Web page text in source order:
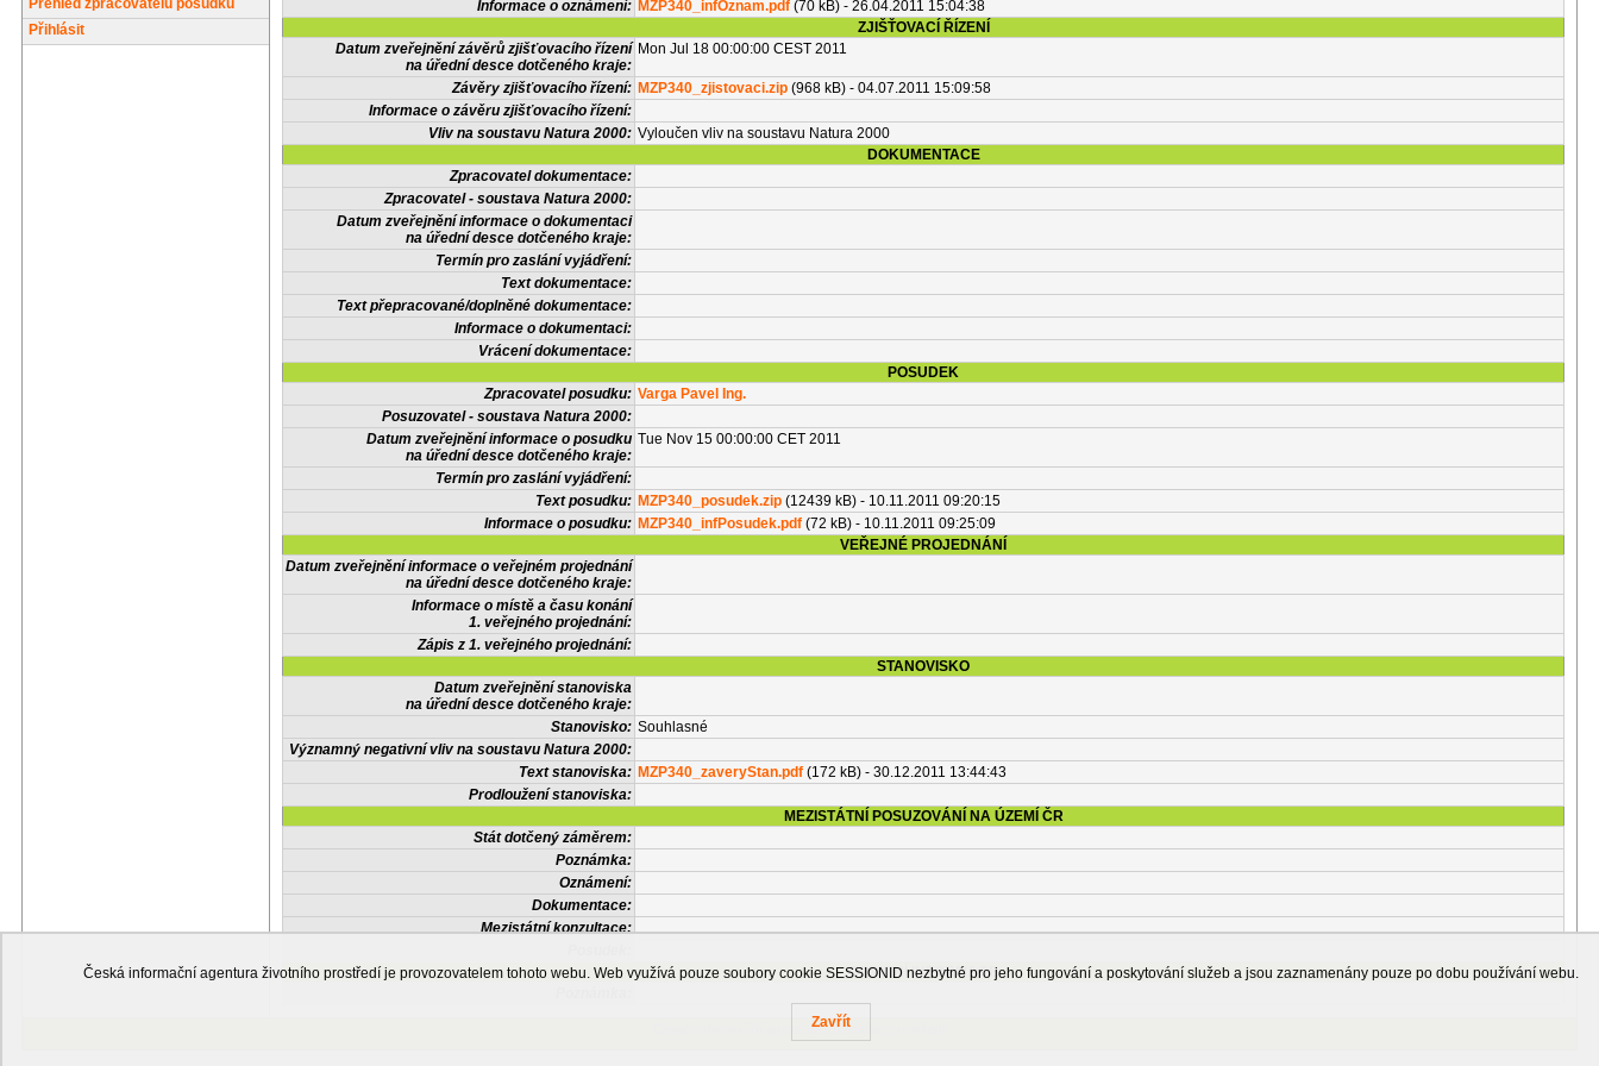
Přehled zpracovatelů posudků
Přihlásit
Informace o oznámení: MZP340_infOznam.pdf (70 kB) - 26.04.2011 15:04:38
ZJIŠŤOVACÍ ŘÍZENÍ
Datum zveřejnění závěrů zjišťovacího řízení
na úřední desce dotčeného kraje:
Mon Jul 18 00:00:00 CEST 2011
Závěry zjišťovacího řízení: MZP340_zjistovaci.zip (968 kB) - 04.07.2011 15:09:58
Informace o závěru zjišťovacího řízení:
Vliv na soustavu Natura 2000: Vyloučen vliv na soustavu Natura 2000
DOKUMENTACE
Zpracovatel dokumentace:
Zpracovatel - soustava Natura 2000:
Datum zveřejnění informace o dokumentaci
na úřední desce dotčeného kraje:
Termín pro zaslání vyjádření:
Text dokumentace:
Text přepracované/doplněné dokumentace:
Informace o dokumentaci:
Vrácení dokumentace:
POSUDEK
Zpracovatel posudku: Varga Pavel Ing.
Posuzovatel - soustava Natura 2000:
Datum zveřejnění informace o posudku
na úřední desce dotčeného kraje:
Tue Nov 15 00:00:00 CET 2011
Termín pro zaslání vyjádření:
Text posudku: MZP340_posudek.zip (12439 kB) - 10.11.2011 09:20:15
Informace o posudku: MZP340_infPosudek.pdf (72 kB) - 10.11.2011 09:25:09
VEŘEJNÉ PROJEDNÁNÍ
Datum zveřejnění informace o veřejném projednání
na úřední desce dotčeného kraje:
Informace o místě a času konání
1. veřejného projednání:
Zápis z 1. veřejného projednání:
STANOVISKO
Datum zveřejnění stanoviska
na úřední desce dotčeného kraje:
Stanovisko: Souhlasné
Významný negativní vliv na soustavu Natura 2000:
Text stanoviska: MZP340_zaveryStan.pdf (172 kB) - 30.12.2011 13:44:43
Prodloužení stanoviska:
MEZISTÁTNÍ POSUZOVÁNÍ NA ÚZEMÍ ČR
Stát dotčený záměrem:
Poznámka:
Oznámení:
Dokumentace:
Mezistátní konzultace:
OSTATNÍ INFORMACE
Česká informační agentura životního prostředí
Česká informační agentura životního prostředí je provozovatelem tohoto webu. Web využívá pouze soubory cookie SESSIONID nezbytné pro jeho fungování a poskytování služeb a jsou zaznamenány pouze po dobu používání webu.
Zavřít